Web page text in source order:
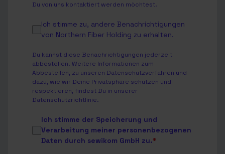
Du von uns kontaktiert werden möchtest.
Ich stimme zu, andere Benachrichtigungen
von Northern Fiber Holding zu erhalten.
Du kannst diese Benachrichtigungen jederzeit
abbestellen. Weitere Informationen zum
Abbestellen, zu unseren Datenschutzverfahren und
dazu, wie wir Deine Privatsphäre schützen und
respektieren, findest Du in unserer
Datenschutzrichtlinie.
Ich stimme der Speicherung und
Verarbeitung meiner personenbezogenen
Daten durch sewikom GmbH zu.*